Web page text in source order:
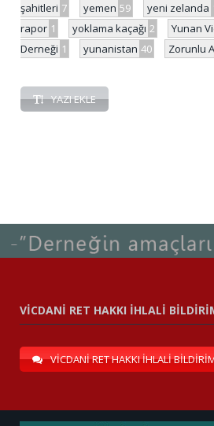
şahitleri 7 yemen 59 yeni zelanda
rapor 1 yoklama kaçağı 2
Yunan
Derneği 1 yunanistan 40 Zorunlu
YAZI EKLE
VİCDANİ RET HAKKI İHLALİ
VİCDANİ RET HAKKI İHLALİ